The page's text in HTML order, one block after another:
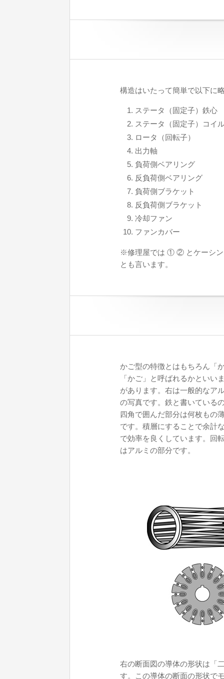
構造はいたって簡単で以下に
ステータ（固定子）鉄心
ステータ（固定子）コイ
ロータ（回転子）
出力軸
負荷側ベアリング
反負荷側ベアリング
負荷側ブラケット
反負荷側ブラケット
冷却ファン
ファンカバー
※修理屋では ① ② とケーシン
とも言います。
かご型の特徴とはもちろん「
「かご」と呼ばれるかといい
があります。右は一般的なア
の写真です。鉄と書いている
四角で囲んだ部分は何枚もの
です。積層にすることで余計
で効率を良くしています。回
はアルミの部分です。
右の断面図の導体の形状は「
す。この導体の断面の形状で